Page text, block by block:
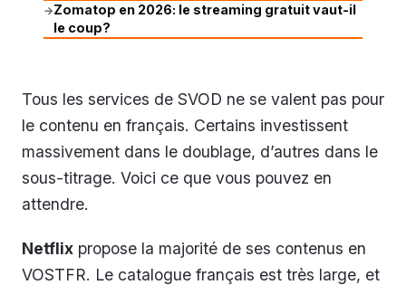
→Zomatop en 2026: le streaming gratuit vaut-il
le coup?
Tous les services de SVOD ne se valent pas pour
le contenu en français. Certains investissent
massivement dans le doublage, d’autres dans le
sous-titrage. Voici ce que vous pouvez en
attendre.
Netflix propose la majorité de ses contenus en
VOSTFR. Le catalogue français est très large, et